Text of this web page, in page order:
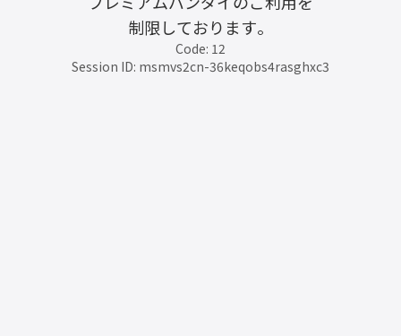
制限しております。
Code: 12
Session ID: msmvs2cn-36keqobs4rasghxc3